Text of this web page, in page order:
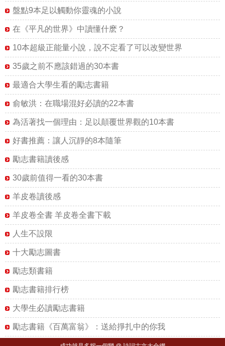
盤點9本足以觸動你靈魂的小說
在《平凡的世界》中讀懂什麽？
10本超級正能量小說，說不定看了可以改變世界
35歲之前不應該錯過的30本書
最適合大學生看的勵志書籍
俞敏洪：在職場混好必讀的22本書
為活著找一個理由：足以顛覆世界觀的10本書
好書推薦：讓人沉靜的8本隨筆
勵志書籍讀後感
30歲前值得一看的30本書
羊皮卷讀後感
羊皮卷全書 羊皮卷全書下載
人生不設限
十大勵志圖書
勵志類書籍
勵志書籍排行榜
大學生必讀勵志書籍
勵志書籍《百萬富翁》：送給掙扎中的你我